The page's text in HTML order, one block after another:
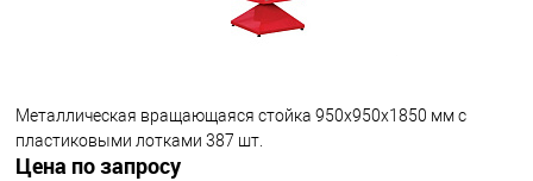
Металлическая вращающаяся стойка 950х950х1850 мм с
пластиковыми лотками 387 шт.
Цена по запросу